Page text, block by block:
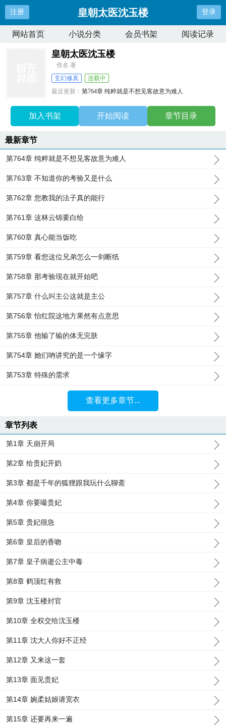
注册 皇朝太医沈玉楼 登录
网站首页 小说分类 会员书架 阅读记录
皇朝太医沈玉楼
佚名 著
玄幻修真
连载中
最近更新：第764章 纯粹就是不想见客故意为难人
加入书架 开始阅读 章节目录
最新章节
第764章 纯粹就是不想见客故意为难人
第763章 不知道你的考验又是什么
第762章 您教我的法子真的能行
第761章 这林云锦要白给
第760章 真心能当饭吃
第759章 看您这位兄弟怎么一剑断纸
第758章 那考验现在就开始吧
第757章 什么叫主公这就是主公
第756章 怡红院这地方果然有点意思
第755章 他输了输的体无完肤
第754章 她们吶讲究的是一个缘字
第753章 特殊的需求
查看更多章节...
章节列表
第1章 天崩开局
第2章 给贵妃开奶
第3章 都是千年的狐狸跟我玩什么聊斋
第4章 你要嘬贵妃
第5章 贵妃很急
第6章 皇后的香吻
第7章 皇子病逝公主中毒
第8章 鹤顶红有救
第9章 沈玉楼封官
第10章 全权交给沈玉楼
第11章 沈大人你好不正经
第12章 又来这一套
第13章 面见贵妃
第14章 婉柔姑娘请宽衣
第15章 还要再来一遍